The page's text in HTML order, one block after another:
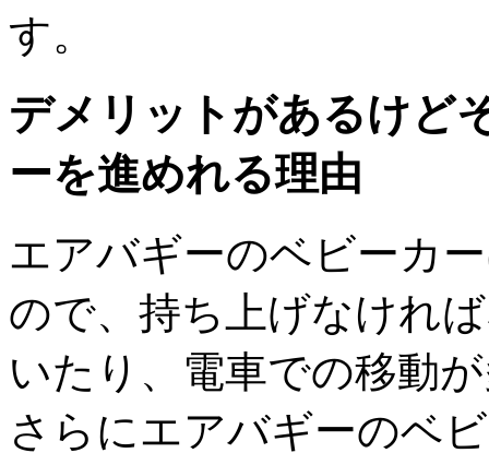
す。
デメリットがあるけど
ーを進めれる理由
エアバギーのベビーカ
ので、持ち上げなけれ
いたり、電車での移動
さらにエアバギーのベ